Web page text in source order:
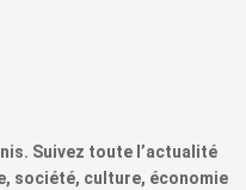
Suivez toute l’actualité
société, culture, économie